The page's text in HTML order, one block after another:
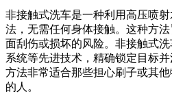
非接触式洗车是一种利用高压喷
法，无需任何身体接触。这种方
面刮伤或损坏的风险。非接触式
系统等先进技术，精确锁定目标
方法非常适合那些担心刷子或其
的人。